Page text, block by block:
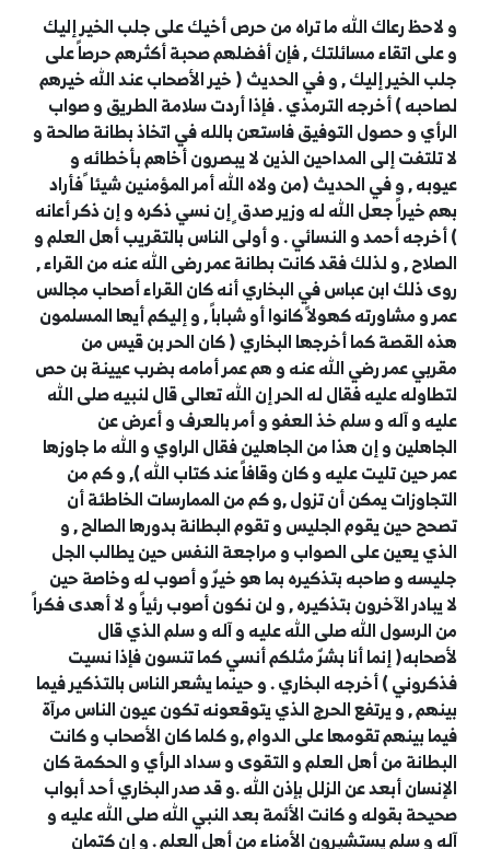
و لاحظ رعاك الله ما تراه من حرص أخيك على جلب الخير إليك
و على اتقاء مسائلتك , فإن أفضلهم صحبة أكثرهم حرصاً على
جلب الخير إليك , و في الحديث ( خير الأصحاب عند الله خيرهم
لصاحبه ) أخرجه الترمذي . فإذا أردت سلامة الطريق و صواب
الرأي و حصول التوفيق فاستعن بالله في اتخاذ بطانة صالحة و
لا تلتفت إلى المداحين الذين لا يبصرون أخاهم بأخطائه و
عيوبه , و في الحديث (من ولاه الله أمر المؤمنين شيئا ً فأراد
بهم خيراً جعل الله له وزير صدق ٍ إن نسي ذكره و إن ذكر أعانه
) أخرجه أحمد و النسائي . و أولى الناس بالتقريب أهل العلم و
الصلاح , و لذلك فقد كانت بطانة عمر رضى الله عنه من القراء ,
روى ذلك ابن عباس في البخاري أنه كان القراء أصحاب مجالس
عمر و مشاورته كهولاً كانوا أو شباباً , و إليكم أيها المسلمون
هذه القصة كما أخرجها البخاري ( كان الحر بن قيس من
مقربي عمر رضي الله عنه و هم عمر أمامه بضرب عيينة بن حص
لتطاوله عليه فقال له الحر إن الله تعالى قال لنبيه صلى الله
عليه و آله و سلم خذ العفو و أمر بالعرف و أعرض عن
الجاهلين و إن هذا من الجاهلين فقال الراوي و الله ما جاوزها
عمر حين تليت عليه و كان وقافاً عند كتاب الله ), و كم من
التجاوزات يمكن أن تزول ,و كم من الممارسات الخاطئة أن
تصحح حين يقوم الجليس و تقوم البطانة بدورها الصالح , و
الذي يعين على الصواب و مراجعة النفس حين يطالب الجل
جليسه و صاحبه بتذكيره بما هو خيرٌ و أصوب له وخاصة حين
لا يبادر الآخرون بتذكيره , و لن نكون أصوب رئياً و لا أهدى فكراً
من الرسول الله صلى الله عليه و آله و سلم الذي قال
لأصحابه( إنما أنا بشرٌ مثلكم أنسي كما تنسون فإذا نسيت
فذكروني ) أخرجه البخاري . و حينما يشعر الناس بالتذكير فيما
بينهم , و يرتفع الحرج الذي يتوقعونه تكون عيون الناس مرآة
فيما بينهم تقومها على الدوام ,و كلما كان الأصحاب و كانت
البطانة من أهل العلم و التقوى و سداد الرأي و الحكمة كان
الإنسان أبعد عن الزلل بإذن الله .و قد صدر البخاري أحد أبواب
صحيحة بقوله و كانت الأئمة بعد النبي الله صلى الله عليه و
آله و سلم يستشيرون الأمناء من أهل العلم . و إن كتمان